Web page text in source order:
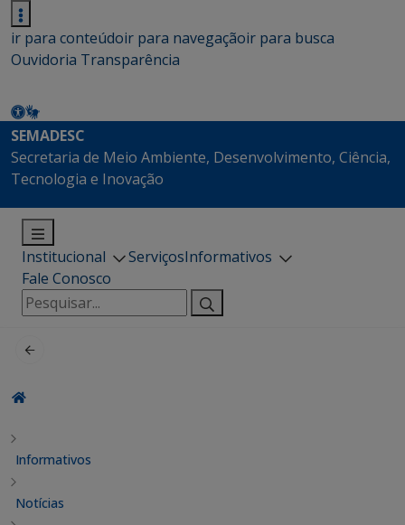
ir para conteúdoir para navegaçãoir para busca
Ouvidoria Transparência
SEMADESC
Secretaria de Meio Ambiente, Desenvolvimento, Ciência,
Tecnologia e Inovação
Institucional ServiçosInformativos
Fale Conosco
Pesquisar
por:
Informativos
Notícias